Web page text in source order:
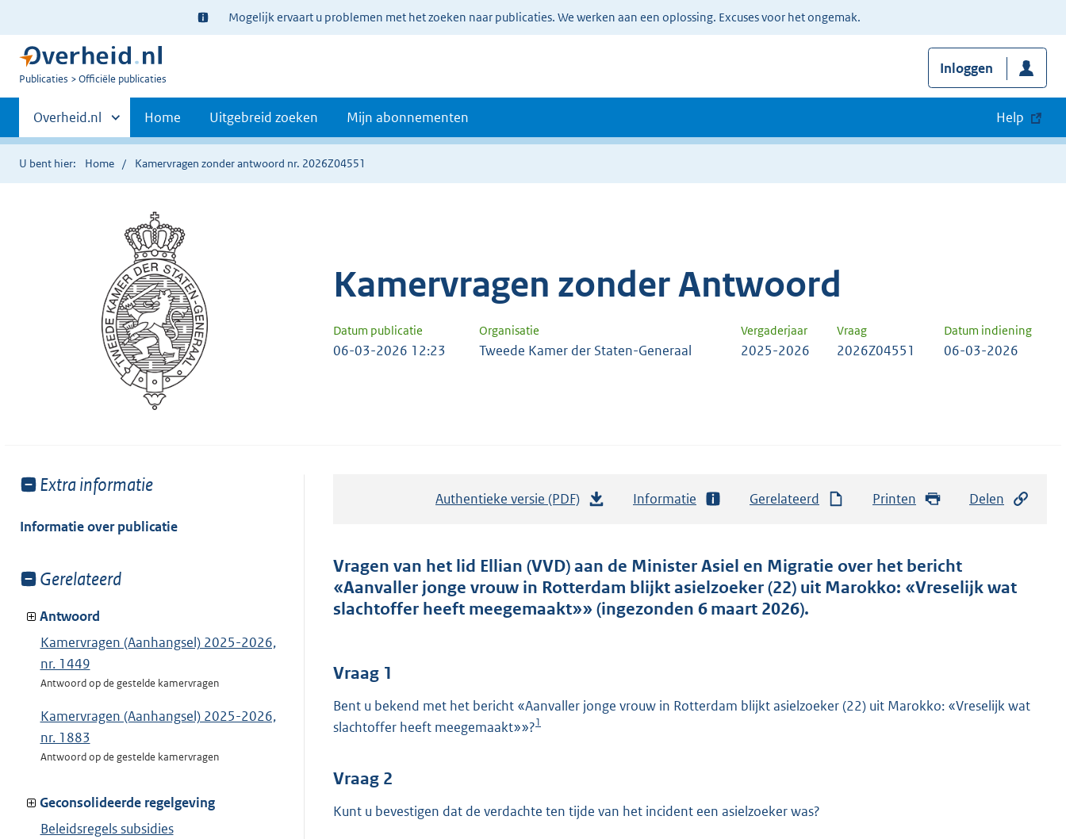
Ter
informatie:
Mogelijk ervaart u problemen met het zoeken naar publicaties. We werken aan een oplossing. Excuses voor het ongemak.
U
Publicaties Officiële publicaties
Inloggen
Primaire
navigatie
Andere
sites
binnen
Overheid.nl Home Uitgebreid zoeken Mijn abonnementen Help
U bent hier: Home Kamervragen zonder antwoord nr. 2026Z04551
Kamervragen zonder Antwoord
Datum publicatie Organisatie Vergaderjaar Vraag Datum indiening
06-03-2026 12:23 Tweede Kamer der Staten-Generaal 2025-2026 2026Z04551 06-03-2026
Toon
van:
Extra informatie
Informatie over publicatie
Toon
van:
Gerelateerd
Antwoord
Kamervragen (Aanhangsel) 2025-2026,
nr. 1449
Antwoord op de gestelde kamervragen
Kamervragen (Aanhangsel) 2025-2026,
nr. 1883
Antwoord op de gestelde kamervragen
Geconsolideerde regelgeving
Beleidsregels subsidies
Authentieke versie (PDF)
t
a
n
o
:
Informatie Gerelateerd Printen Delen
Vragen van het lid Ellian (VVD) aan de Minister Asiel en Migratie over het bericht
«Aanvaller jonge vrouw in Rotterdam blijkt asielzoeker (22) uit Marokko: «Vreselijk wat
slachtoffer heeft meegemaakt»» (ingezonden 6 maart 2026).
Vraag 1
Bent u bekend met het bericht «Aanvaller jonge vrouw in Rotterdam blijkt asielzoeker (22) uit Marokko: «Vreselijk wat
slachtoffer heeft meegemaakt»»?1
Vraag 2
Kunt u bevestigen dat de verdachte ten tijde van het incident een asielzoeker was?